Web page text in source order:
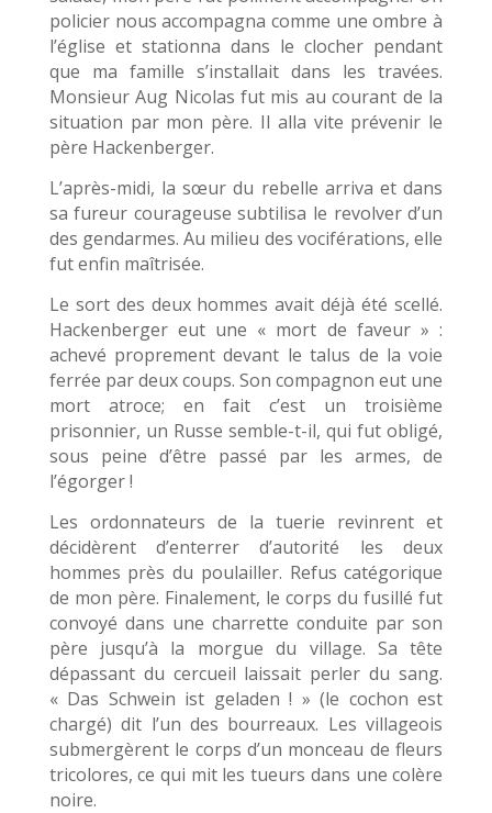
policier nous accompagna comme une ombre à
l’église et stationna dans le clocher pendant
que ma famille s’installait dans les travées.
Monsieur Aug Nicolas fut mis au courant de la
situation par mon père. Il alla vite prévenir le
père Hackenberger.
L’après-midi, la sœur du rebelle arriva et dans
sa fureur courageuse subtilisa le revolver d’un
des gendarmes. Au milieu des vociférations, elle
fut enfin maîtrisée.
Le sort des deux hommes avait déjà été scellé.
Hackenberger eut une « mort de faveur » :
achevé proprement devant le talus de la voie
ferrée par deux coups. Son compagnon eut une
mort atroce; en fait c’est un troisième
prisonnier, un Russe semble-t-il, qui fut obligé,
sous peine d’être passé par les armes, de
l’égorger !
Les ordonnateurs de la tuerie revinrent et
décidèrent d’enterrer d’autorité les deux
hommes près du poulailler. Refus catégorique
de mon père. Finalement, le corps du fusillé fut
convoyé dans une charrette conduite par son
père jusqu’à la morgue du village. Sa tête
dépassant du cercueil laissait perler du sang.
« Das Schwein ist geladen ! » (le cochon est
chargé) dit l’un des bourreaux. Les villageois
submergèrent le corps d’un monceau de fleurs
tricolores, ce qui mit les tueurs dans une colère
noire.